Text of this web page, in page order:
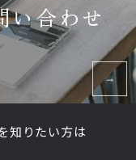
い合わせ
知りたい方は